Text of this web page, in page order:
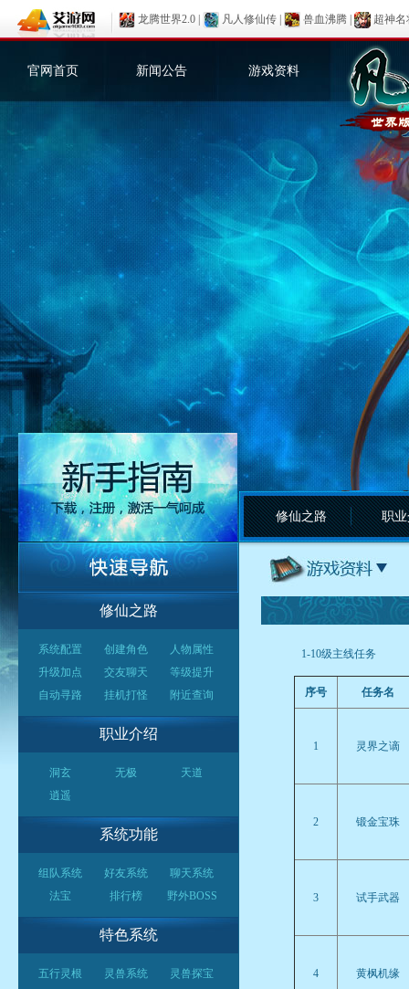
龙腾世界2.0 | 凡人修仙传 | 兽血沸腾 | 超神名
官网首页 新闻公告 游戏资料
修仙之路 职
修仙之路
系统配置 创建角色
人物属性
升级加点
交友聊天
等级提升
自动寻路
挂机打怪 附近查询
职业介绍
洞玄 无极
天道
逍遥
系统功能
组队系统 好友系统
聊天系统
法宝
排行榜 野外BOSS
特色系统
五行灵根 灵兽系统
灵兽探宝
1-10级主线任务
序号 任务名
1 灵界之谪
2 锻金宝珠
3 试手武器
4 黄枫机缘